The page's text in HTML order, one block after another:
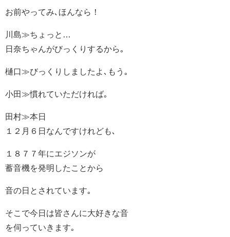
お前やってみ､ほんなら！
川島≫ちょっと…
日奈ちゃんがびっくりするから｡
樋口≫びっくりしましたよ､もう｡
小田≫慣れていただければ｡
田村≫本日
１２月６日なんですけれども､
１８７７年にエジソンが
蓄音機を発明したことから
音の日とされています｡
そこで今日は皆さんに大好きな音
を伺っていきます｡